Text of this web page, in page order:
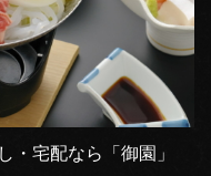
・宅配なら「御園」